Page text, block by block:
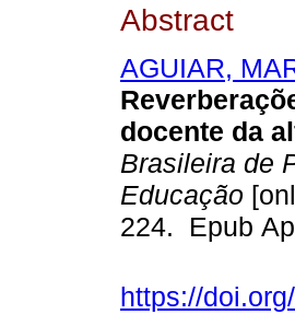
Abstract
AGUIAR,
docente da
Brasileira de
Educação
224. Epub
https://